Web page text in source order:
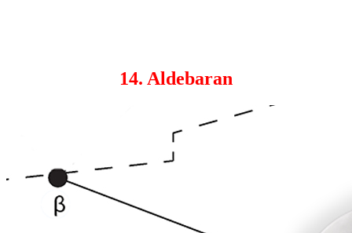
14. Aldebaran